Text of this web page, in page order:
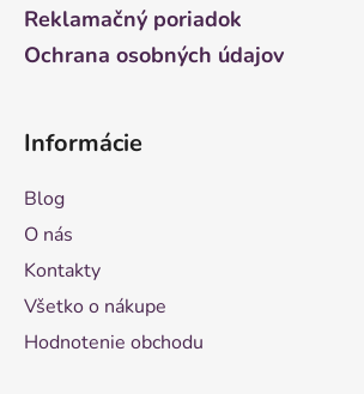
Reklamačný poriadok
Ochrana osobných údajov
Informácie
Blog
O nás
Kontakty
Všetko o nákupe
Hodnotenie obchodu